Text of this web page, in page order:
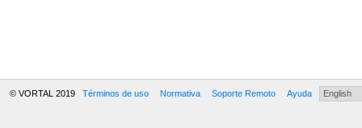
© VORTAL 2019 Términos de uso Normativa Soporte Remoto Ayuda